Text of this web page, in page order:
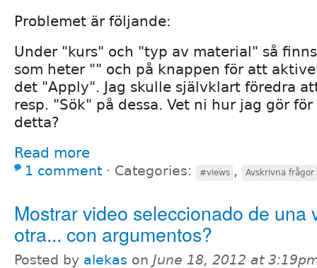
Problemet är följande:
Under "kurs" och "typ av material" så
som heter "" och på knappen för att
det "Apply". Jag skulle självklart föredra
resp. "Sök" på dessa. Vet ni hur jag gör
detta?
Read more
1 comment ⋅ Categories: #views , Avskrivna frågor
Mostrar video seleccionado de una
otra... con argumentos?
Posted by alekas on June 18, 2012 at